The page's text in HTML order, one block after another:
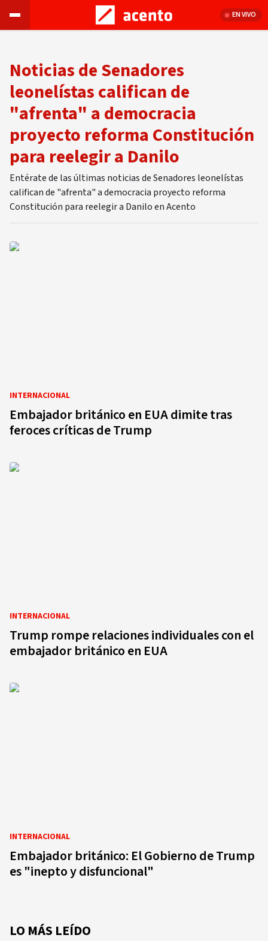
EN VIVO
Noticias de Senadores
leonelístas califican de
"afrenta" a democracia
proyecto reforma Constitución
para reelegir a Danilo
Entérate de las últimas noticias de Senadores leonelístas
califican de "afrenta" a democracia proyecto reforma
Constitución para reelegir a Danilo en Acento
INTERNACIONAL
Embajador británico en EUA dimite tras
feroces críticas de Trump
INTERNACIONAL
Trump rompe relaciones individuales con el
embajador británico en EUA
INTERNACIONAL
Embajador británico: El Gobierno de Trump
es "inepto y disfuncional"
LO MÁS LEÍDO